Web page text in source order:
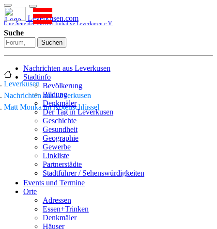
Leverkusen.com
Eine Seite der Internet Initiative Leverkusen e.V.
Suche
Suchen
Nachrichten aus Leverkusen
Stadtinfo
Bevölkerung
Bildung
Denkmäler
Der Tag in Leverkusen
Geschichte
Gesundheit
Geographie
Gewerbe
Linkliste
Partnerstädte
Stadtführer / Sehenswürdigkeiten
Stadtplan
Sport
Who is who
Wohnen
Events und Termine
Orte
Adressen
Essen+Trinken
Denkmäler
Häuser
Leverkusen
Nachrichten aus Leverkusen
Matt Monka im Notenschlüssel